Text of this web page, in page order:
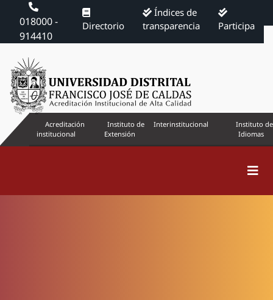
018000 -
914410
Directorio
Índices de
transparencia
Participa
Acreditación
institucional
Instituto de
Extensión
Interinstitucional
Instituto de
Idiomas